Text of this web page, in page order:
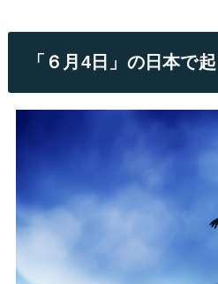
「６月4日」の日本で